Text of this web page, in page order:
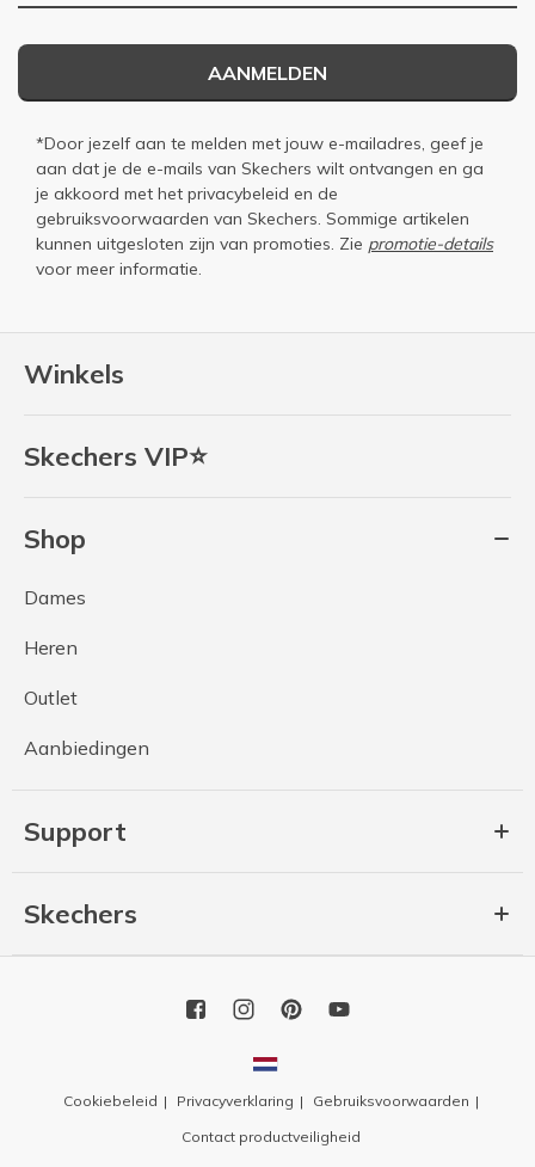
Winkels
Skechers VIP⭐
Shop
Dames
Heren
Outlet
Aanbiedingen
Support
Skechers
AANMELDEN
*Door jezelf aan te melden met jouw e-mailadres, geef je
aan dat je de e-mails van Skechers wilt ontvangen en ga
je akkoord met het privacybeleid en de
gebruiksvoorwaarden van Skechers. Sommige artikelen
kunnen uitgesloten zijn van promoties. Zie promotie-details
voor meer informatie.
Cookiebeleid Privacyverklaring
Gebruiksvoorwaarden
Contact productveiligheid